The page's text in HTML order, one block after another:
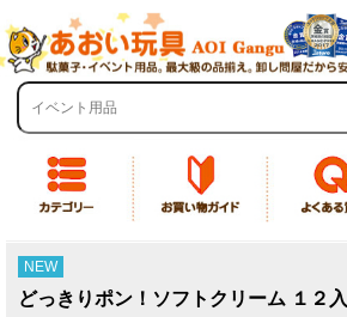
NEW
どっきりポン！ソフトクリーム １２入